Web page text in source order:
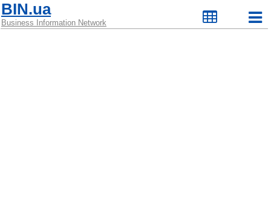
BIN.ua
Business Information Network